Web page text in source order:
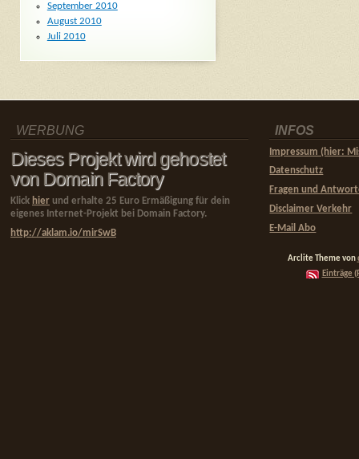
September 2010
August 2010
Juli 2010
WERBUNG
Dieses Projekt wird gehostet
von Domain Factory
Klick hier und erhalte 25 Euro Ermäßigung für dein
eigenes Internet-Projekt bei Domain Factory.
http://aklam.io/mirSwB
INFOS
Impressum (hier:
Datenschutz
Fragen und
Disclaimer Verkehr
E-Mail Abo
Arclite Theme von
Einträge